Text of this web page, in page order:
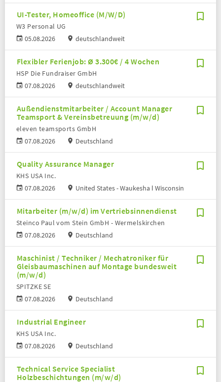
UI-Tester, Homeoffice (M/W/D)
05.08.2026
W3 Personal UG
deutschlandweit
Flexibler Ferienjob: Ø 3.300€ / 4 Wochen
07.08.2026
HSP Die Fundraiser GmbH
deutschlandweit
Außendienstmitarbeiter / Account Manager
Teamsport & Vereinsbetreuung (m/w/d)
07.08.2026
eleven teamsports GmbH
Deutschland
Quality Assurance Manager
07.08.2026
KHS USA Inc.
United States - Waukesha ǀ Wisconsin
Mitarbeiter (m/w/d) im Vertriebsinnendienst
07.08.2026
Steinco Paul vom Stein GmbH - Wermelskirchen
Deutschland
Maschinist / Techniker / Mechatroniker für
Gleisbaumaschinen auf Montage bundesweit
(m/w/d)
07.08.2026
SPITZKE SE
Deutschland
Industrial Engineer
07.08.2026
KHS USA Inc.
Deutschland
Technical Service Specialist
Holzbeschichtungen (m/w/d)